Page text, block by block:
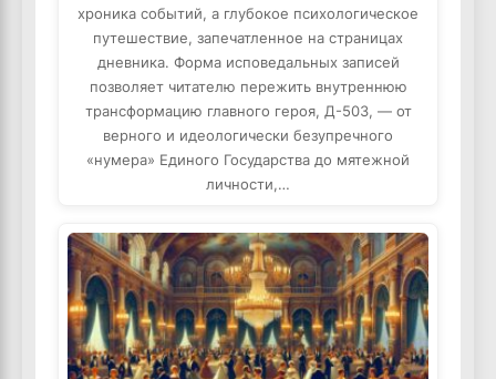
хроника событий, а глубокое психологическое
путешествие, запечатленное на страницах
дневника. Форма исповедальных записей
позволяет читателю пережить внутреннюю
трансформацию главного героя, Д-503, — от
верного и идеологически безупречного
«нумера» Единого Государства до мятежной
личности,…